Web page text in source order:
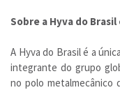
Sobre a Hyva do Brasil
A Hyva do Brasil é a
integrante do grupo
no polo metalmecânico